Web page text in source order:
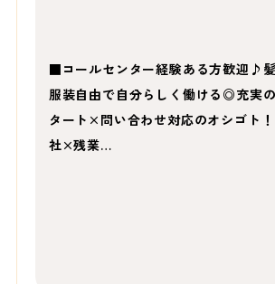
■コールセンター経験ある方歓迎♪髪
服装自由で自分らしく働ける◎充実
タート×問い合わせ対応のオシゴト
社×残業…